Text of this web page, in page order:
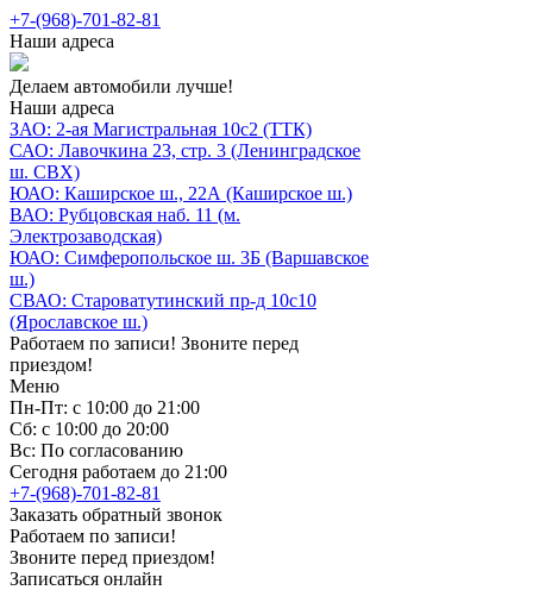
+7-(968)-701-82-81
Наши адреса
Делаем автомобили лучше!
Наши адреса
ЗАО: 2-ая Магистральная 10с2 (ТТК)
САО: Лавочкина 23, стр. 3 (Ленинградское
ш. СВХ)
ЮАО: Каширское ш., 22А (Каширское ш.)
ВАО: Рубцовская наб. 11 (м.
Электрозаводская)
ЮАО: Симферопольское ш. 3Б (Варшавское
ш.)
СВАО: Староватутинский пр-д 10с10
(Ярославское ш.)
Работаем по записи! Звоните перед
приездом!
Меню
Пн-Пт: с 10:00 до 21:00
Сб: с 10:00 до 20:00
Вс: По согласованию
Сегодня работаем до 21:00
+7-(968)-701-82-81
Заказать обратный звонок
Работаем по записи!
Звоните перед приездом!
Записаться онлайн